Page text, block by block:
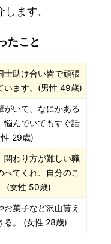
ます。
たこと
士助け合い皆で頑張
います。(男性 49歳)
がいて、なにかある
悩んでいてもすぐ話
29歳)
関わり方が難しい職
べてくれ、自分のこ
(女性 50歳)
菓子など沢山貰え
る。 (女性 28歳)